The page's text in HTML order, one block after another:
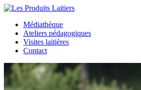
Médiathèque
Ateliers pédagogiques
Visites laitières
Contact